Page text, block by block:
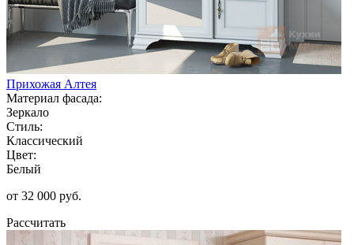
Прихожая Алтея
Материал фасада:
Зеркало
Стиль:
Классический
Цвет:
Белый
от 32 000 руб.
Рассчитать